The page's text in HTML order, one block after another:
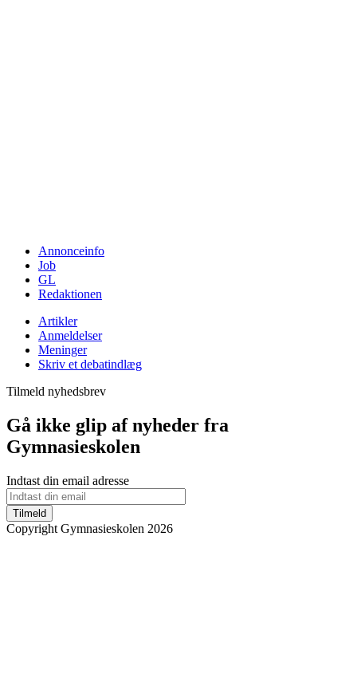
Annonceinfo
Job
GL
Redaktionen
Artikler
Anmeldelser
Meninger
Skriv et debatindlæg
Tilmeld nyhedsbrev
Gå ikke glip af nyheder fra
Gymnasieskolen
Indtast din email adresse
Tilmeld
Copyright Gymnasieskolen 2026